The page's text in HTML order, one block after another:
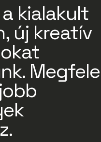
kialakult
új kreatív